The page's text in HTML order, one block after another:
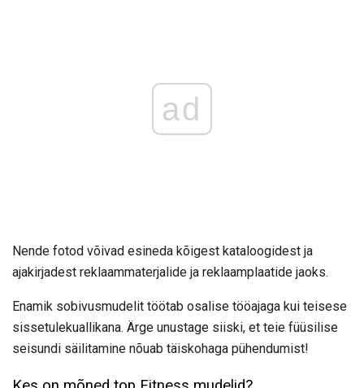
ad
Nende fotod võivad esineda kõigest kataloogidest ja
ajakirjadest reklaammaterjalide ja reklaamplaatide jaoks.
Enamik sobivusmudelit töötab osalise tööajaga kui teisese
sissetulekuallikana. Ärge unustage siiski, et teie füüsilise
seisundi säilitamine nõuab täiskohaga pühendumist!